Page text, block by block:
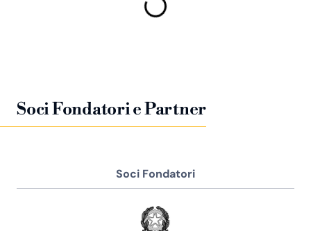
Soci Fondatori e Partner
Soci Fondatori